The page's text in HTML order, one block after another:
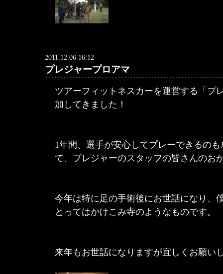
2011.12.06 16:12
プレジャープロアマ
ツアーフィットネスカーを運営する「プ
加してきました！
1年間、選手が安心してプレーできるの
て、プレジャーのスタッフの皆さんのお
今年は特に足の手術後にお世話になり、
とってはかけこみ寺のようなものです。
来年もお世話になりますが宜しくお願い